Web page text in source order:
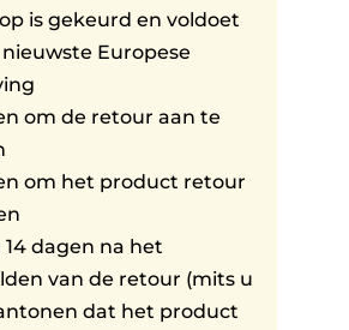
is gekeurd en voldoet
Europese
om de retour aan te
om het product retour
dagen na het
van de retour (mits u
dat het product